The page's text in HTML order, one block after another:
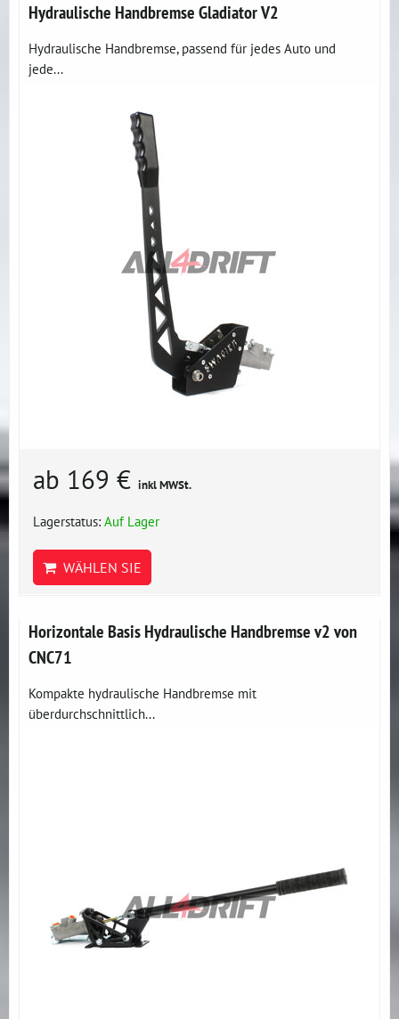
Hydraulische Handbremse Gladiator V2
Hydraulische Handbremse, passend für jedes Auto und
jede...
ab 169 € inkl MWSt.
Lagerstatus: Auf Lager
WÄHLEN SIE
Horizontale Basis Hydraulische Handbremse v2 von
CNC71
Kompakte hydraulische Handbremse mit
überdurchschnittlich...